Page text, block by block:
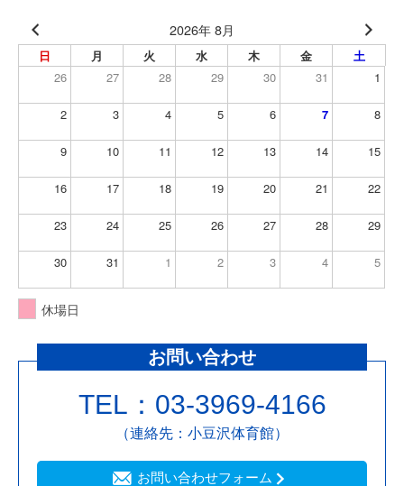
2026年 8月
日 月 火 水 木 金
土
26
27 28 29 30 31 1
2 3 4 5 6 7 8
9 10 11 12 13 14 15
16 17 18 19 20 21 22
23 24 25 26 27 28 29
30 31 1 2 3 4 5
休場日
お問い合わせ
TEL：03-3969-4166
（連絡先：小豆沢体育館）
お問い合わせフォーム